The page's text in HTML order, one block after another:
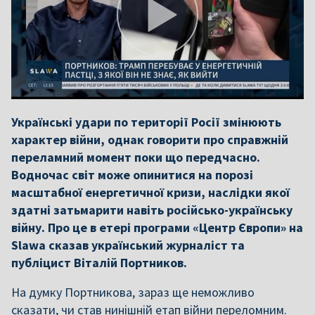
Українські удари по території Росії змінюють
характер війни, однак говорити про справжній
переламний момент поки що передчасно.
Водночас світ може опинитися на порозі
масштабної енергетичної кризи, наслідки якої
здатні затьмарити навіть російсько-українську
війну. Про це в етері програми «Центр Європи» на
Slawa сказав український журналіст та
публіцист Віталій Портников.
На думку Портникова, зараз ще неможливо
сказати, чи став нинішній етап війни переломним.